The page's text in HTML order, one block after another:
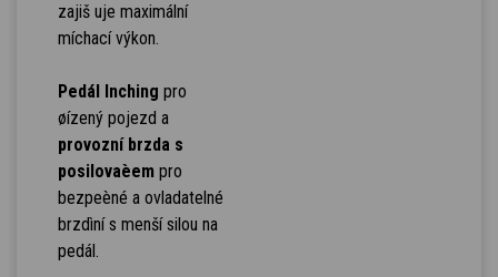
zajiš uje maximální
míchací výkon.
Pedál Inching pro
øízený pojezd a
provozní brzda s
posilovaèempro
bezpeèné a ovladatelné
brzdìní s menší silou na
pedál.